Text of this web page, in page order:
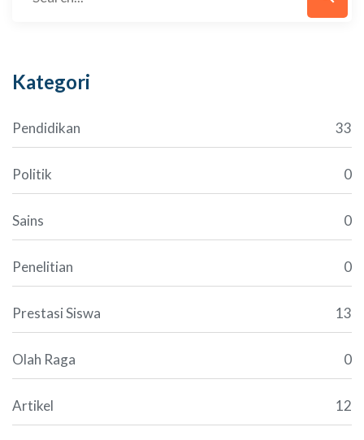
Kategori
Pendidikan 33
Politik 0
Sains 0
Penelitian 0
Prestasi Siswa 13
Olah Raga 0
Artikel 12